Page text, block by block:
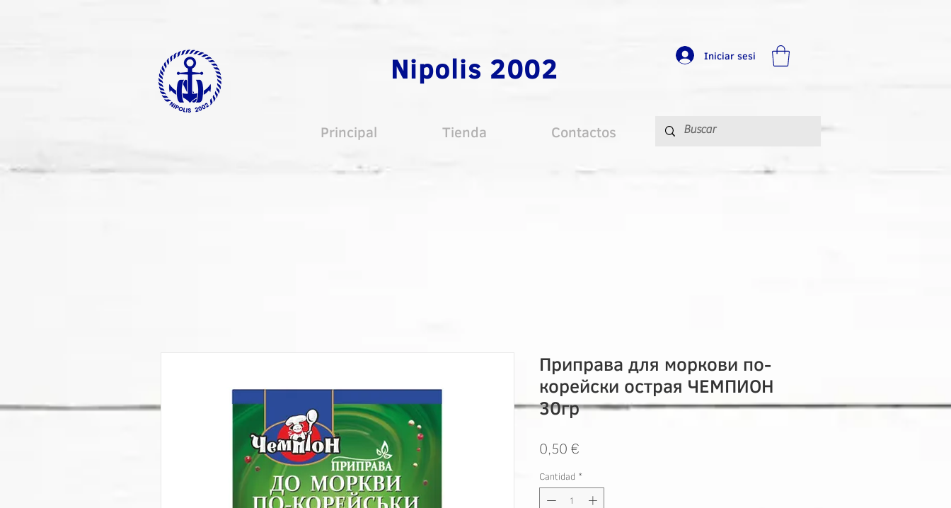
Nipolis 2002 Iniciar sesi
Principal Tienda Contactos
Приправа для моркови по-
корейски острая ЧЕМПИОН
30гр
0,50 €
Cantidad *